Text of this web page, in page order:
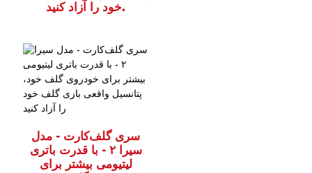
خود را آزاد کنید.
سری گلف‌کارت - مدل
سیرا ۲ - با قدرت باتری
لیتیومی بیشتر برای